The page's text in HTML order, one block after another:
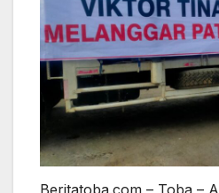
Beritatoba.com – Toba –